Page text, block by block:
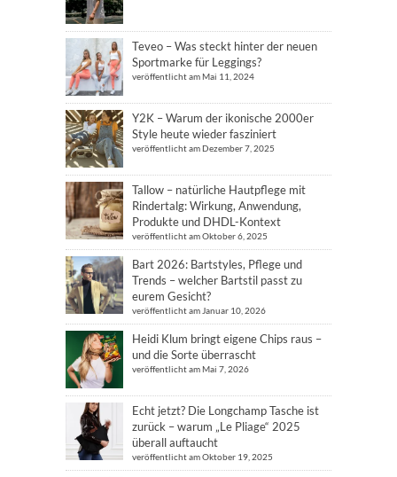
Teveo – Was steckt hinter der neuen
Sportmarke für Leggings?
veröffentlicht am Mai 11, 2024
Y2K – Warum der ikonische 2000er
Style heute wieder fasziniert
veröffentlicht am Dezember 7, 2025
Tallow – natürliche Hautpflege mit
Rindertalg: Wirkung, Anwendung,
Produkte und DHDL-Kontext
veröffentlicht am Oktober 6, 2025
Bart 2026: Bartstyles, Pflege und
Trends – welcher Bartstil passt zu
eurem Gesicht?
veröffentlicht am Januar 10, 2026
Heidi Klum bringt eigene Chips raus –
und die Sorte überrascht
veröffentlicht am Mai 7, 2026
Echt jetzt? Die Longchamp Tasche ist
zurück – warum „Le Pliage“ 2025
überall auftaucht
veröffentlicht am Oktober 19, 2025